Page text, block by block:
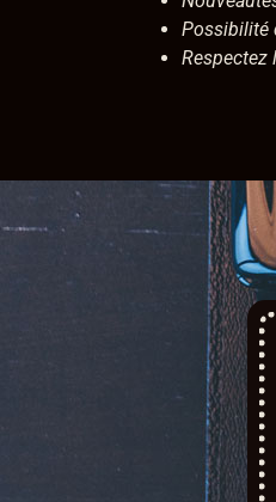
Possibilité
Respectez